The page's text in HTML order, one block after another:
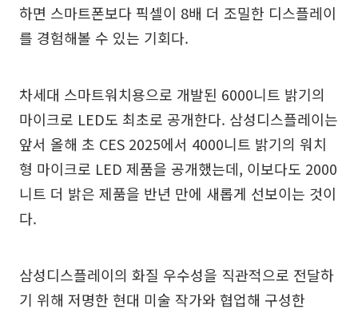
하면 스마트폰보다 픽셀이 8배 더 조밀한 디스플레이
를 경험해볼 수 있는 기회다.
차세대 스마트워치용으로 개발된 6000니트 밝기의
마이크로 LED도 최초로 공개한다. 삼성디스플레이는
앞서 올해 초 CES 2025에서 4000니트 밝기의 워치
형 마이크로 LED 제품을 공개했는데, 이보다도 2000
니트 더 밝은 제품을 반년 만에 새롭게 선보이는 것이
다.
삼성디스플레이의 화질 우수성을 직관적으로 전달하
기 위해 저명한 현대 미술 작가와 협업해 구성한